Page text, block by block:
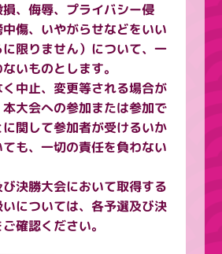
、侮辱、プライバシー侵
傷、いやがらせなどをいい
限りません）について、一
いものとします。
中止、変更等される場合が
大会への参加または参加で
関して参加者が受けるいか
も、一切の責任を負わない
決勝大会において取得する
については、各予選及び決
確認ください。